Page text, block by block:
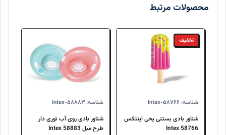
محصولات مرتبط
تخفیف
شناسه: Intex-۵۸۷۶۶
شناور بادی بستنی یخی اینتکس
Intex 58766
شناسه: Intex-۵۸۸۸۳
شناور بادی روی آب توری دار
طرح مبل 58883 Intex